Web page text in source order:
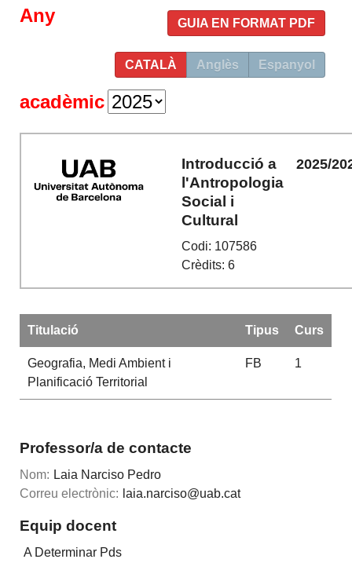
GUIA EN FORMAT PDF
CATALÀ Anglès Espanyol
Any
acadèmic
Introducció a
l'Antropologia
Social i
Cultural
Codi: 107586
Crèdits: 6
2025/
Titulació Tipus Curs
Geografia, Medi Ambient i
Planificació Territorial
FB 1
Professor/a de contacte
Nom: Laia Narciso Pedro
Correu electrònic: laia.narciso@uab.cat
Equip docent
A Determinar Pds